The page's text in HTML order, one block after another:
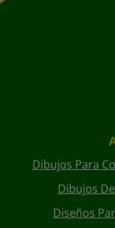
Dibujos Para
Dibujos
Diseños